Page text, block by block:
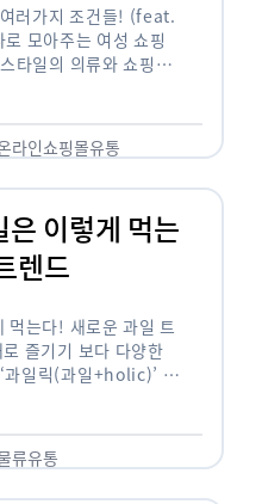
러가지 조건들! (feat.
모아주는 여성 쇼핑
타일의 의류와 쇼핑몰
라인쇼핑몰유통
이렇게 먹는
렌드
먹는다! 새로운 과일 트
즐기기 보다 다양한
과일릭(과일+holic)’ 트
류유통